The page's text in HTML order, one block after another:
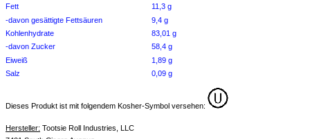
Fett
11,3 g
-davon gesättigte Fettsäuren
9,4 g
Kohlenhydrate
83,01 g
-davon Zucker
58,4 g
Eiweiß
1,89 g
Salz
0,09 g
Dieses Produkt ist mit folgendem Kosher-Symbol versehen:
Hersteller: Tootsie Roll Industries, LLC